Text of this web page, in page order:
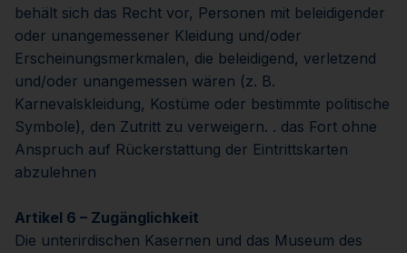
behält sich das Recht vor, Personen mit beleidigender
oder unangemessener Kleidung und/oder
Erscheinungsmerkmalen, die beleidigend, verletzend
und/oder unangemessen wären (z. B.
Karnevalskleidung, Kostüme oder bestimmte politische
Symbole), den Zutritt zu verweigern. . das Fort ohne
Anspruch auf Rückerstattung der Eintrittskarten
abzulehnen
Artikel 6 – Zugänglichkeit
Die unterirdischen Kasernen und das Museum des